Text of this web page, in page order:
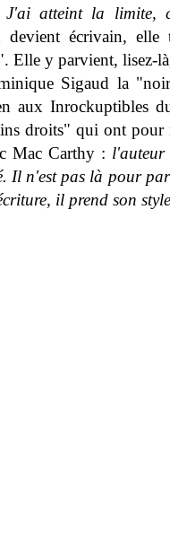
J'ai atteint la limite,
devient écrivain,
Elle y parvient, lisez-
Sigaud la
aux Inrockuptibles
droits" qui ont pour
Mac Carthy :
Il n'est pas là pour
il prend son